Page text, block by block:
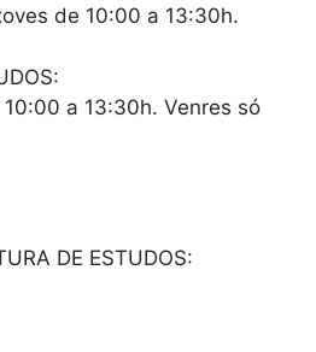
de 10:00 a 13:30h.
a 13:30h. Venres só
DE ESTUDOS: